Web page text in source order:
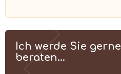
Ich werde Sie gerne
beraten...